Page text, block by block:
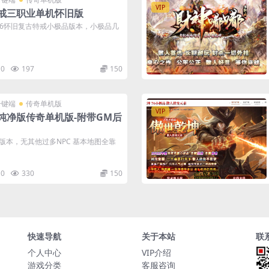
三职业单机怀旧版
旧复古特戒小极品版本，小极品几
0 197 150
VIP
端 传奇单机版
净版传奇单机版-附带GM后
本，无其他过多NPC 基本地图全靠
0 330 150
VIP
快速导航
个人中心
游戏分类
关于本站
VIP介绍
客服咨询
联